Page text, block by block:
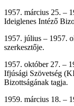
1957. március 25. –
Ideiglenes Intéző
1957. július – 1957.
szerkesztője.
1957. október 27. –
Ifjúsági Szövetség
Bizottságának tagja.
1959. március 18. –